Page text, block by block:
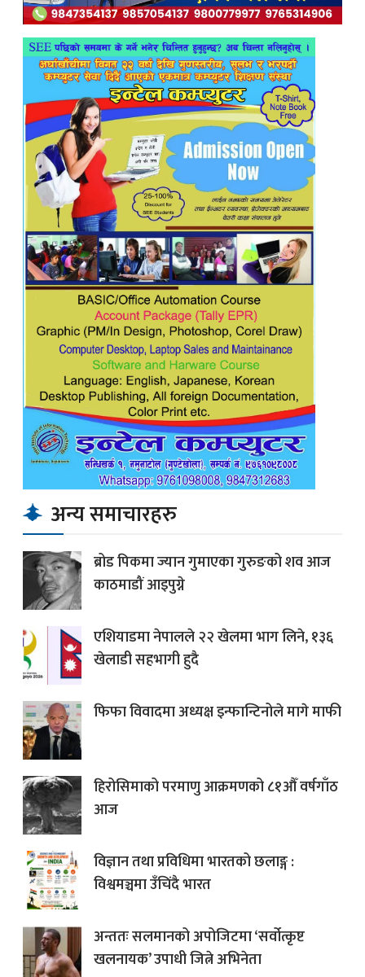
अन्य समाचारहरु
ब्रोड पिकमा ज्यान गुमाएका गुरुङको शव आज
काठमाडौं आइपुग्ने
एशियाडमा नेपालले २२ खेलमा भाग लिने, १३६
खेलाडी सहभागी हुदै
फिफा विवादमा अध्यक्ष इन्फान्टिनोले मागे माफी
हिरोसिमाको परमाणु आक्रमणको ८१औँ वर्षगाँठ
आज
विज्ञान तथा प्रविधिमा भारतको छलाङ्ग :
विश्वमञ्चमा उँचिंदै भारत
अन्ततः सलमानको अपोजिटमा ‘सर्वोत्कृष्ट
खलनायक’ उपाधी जित्ने अभिनेता